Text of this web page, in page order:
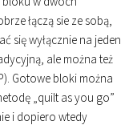
łączą sie ze sobą,
się wyłącznie na jeden
ale można też
Gotowe bloki można
„quilt as you go”
i dopiero wtedy